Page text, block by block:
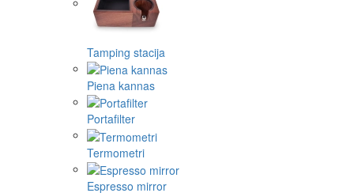
Tamping stacija
Piena kannas
Portafilter
Termometri
Espresso mirror